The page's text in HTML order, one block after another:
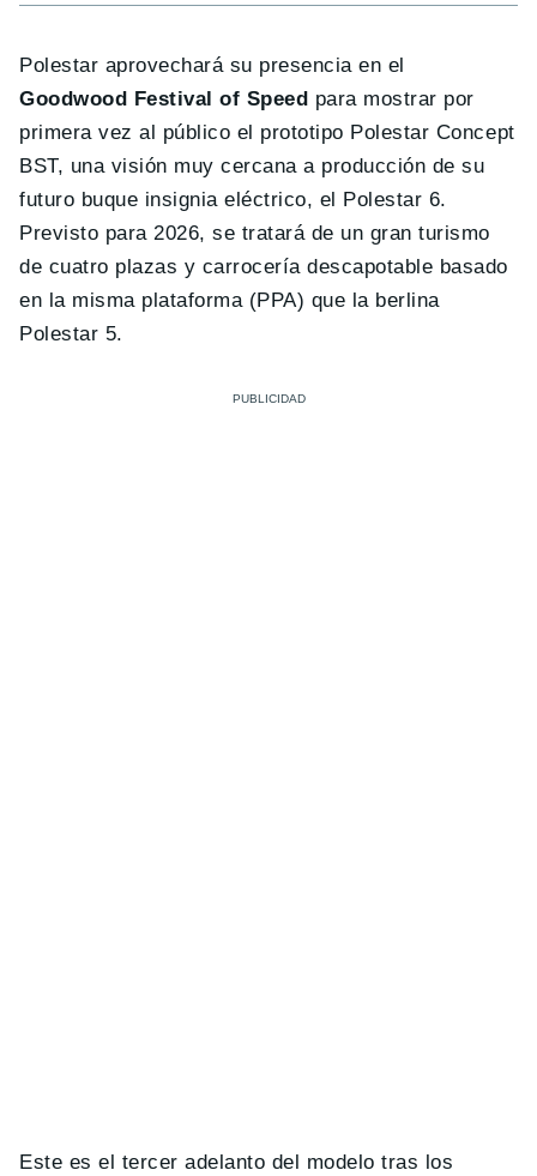
Polestar aprovechará su presencia en el
Goodwood Festival of Speed para mostrar por
primera vez al público el prototipo Polestar Concept
BST, una visión muy cercana a producción de su
futuro buque insignia eléctrico, el Polestar 6.
Previsto para 2026, se tratará de un gran turismo
de cuatro plazas y carrocería descapotable basado
en la misma plataforma (PPA) que la berlina
Polestar 5.
Este es el tercer adelanto del modelo tras los